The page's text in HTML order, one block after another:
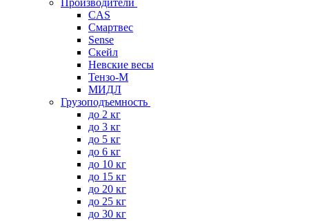
Производители
CAS
Смартвес
Sense
Скейл
Невские весы
Тензо-М
МИДЛ
Грузоподъемность
до 2 кг
до 3 кг
до 5 кг
до 6 кг
до 10 кг
до 15 кг
до 20 кг
до 25 кг
до 30 кг